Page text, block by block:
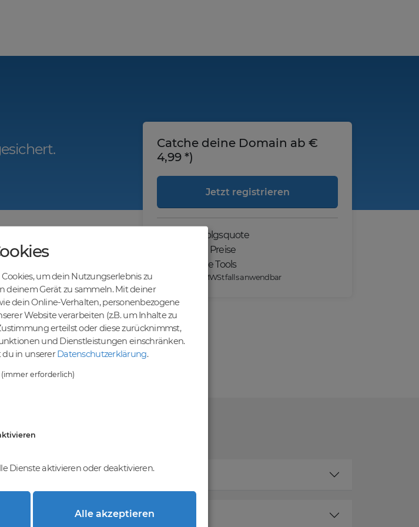
Gebotsverfahren
Einfaches System - Deine
werden nach dem First-
Come-First-Serve-Prinzip
Catche deine Domain ab €
4,99 *)
Jetzt registrieren
Hohe Erfolgsquote
Günstige Preise
Praktische Tools
*) Preise exkl. MWSt falls anwendbar
um dein Nutzungserlebnis zu
Gerät zu sammeln. Mit deiner
dein Online-Verhalten, personenbezogene
Website verarbeiten (z.B. um Inhalte zu
erteilst oder diese zurücknimmst,
und Dienstleistungen einschränken.
du in unsererDatenschutzerklärung.
(immer erforderlich)
Dienste aktivieren oder deaktivieren.
Alle akzeptieren